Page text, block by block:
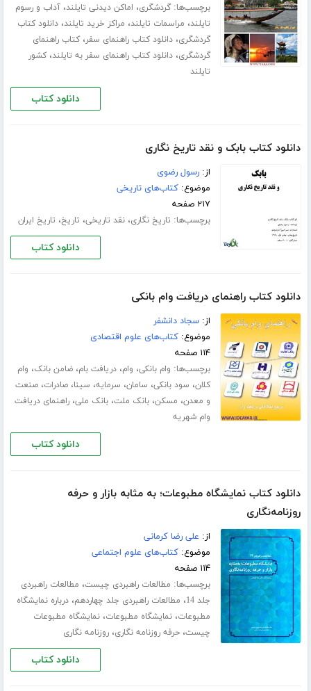
برچسب‌ها:گردشگری، اماکن دیدنی تایلند،آداب و رسوم
تایلند، مراسمات تایلند، مراکز خرید تایلند،دانلود کتاب
گردشگری،دانلود کتاب راهنمای سفر،کتاب راهنمای
گردشگری،دانلود کتاب راهنمای سفر به تایلند،کشور
تایلند
دانلود کتاب
دانلود کتاب بابک و نقد تاریخ نگاری
از:رسول رضوی
موضوع:کتاب‌های تاریخی
۲۱۷ صفحه
برچسب‌ها: تاریخ نگاری،نقد تاریخی، تاریخ، تاریخ ایران
دانلود کتاب
دانلود کتاب راهنمای دریافت وام بانکی
از:سجاد دانشفر
موضوع:کتاب‌های علوم اقتصادی
۱۱۴ صفحه
برچسب‌ها: وام بانکی، وام،دریافت بام،ضامن بانک، وام
کلان، سود بانکی، سامان، سرمایه، سینا،صادرات،صنعت
و معدن، مسکن،بانک ملت،بانک ملی،راهنمای دریافت
وام شهریه
دانلود کتاب
دانلود کتاب نمایشگاه مطبوعات؛ به مثابه بازار و حرفه
روزنامه‌نگاری
از: علی رضا کرمانی
موضوع:کتاب‌های علوم اجتماعی
۱۱۴ صفحه
برچسب‌ها: مطالعات راهبردی چیست، مطالعات راهبردی
جلد 14
، مطالعات راهبردی جلد چهاردهم،درباره نمایشگاه
مطبوعات،نمایشگاه مطبوعات،نمایشگاه مطبوعات
چیست،حرفه روزنامه نگاری،روزنامه نگاری
دانلود کتاب